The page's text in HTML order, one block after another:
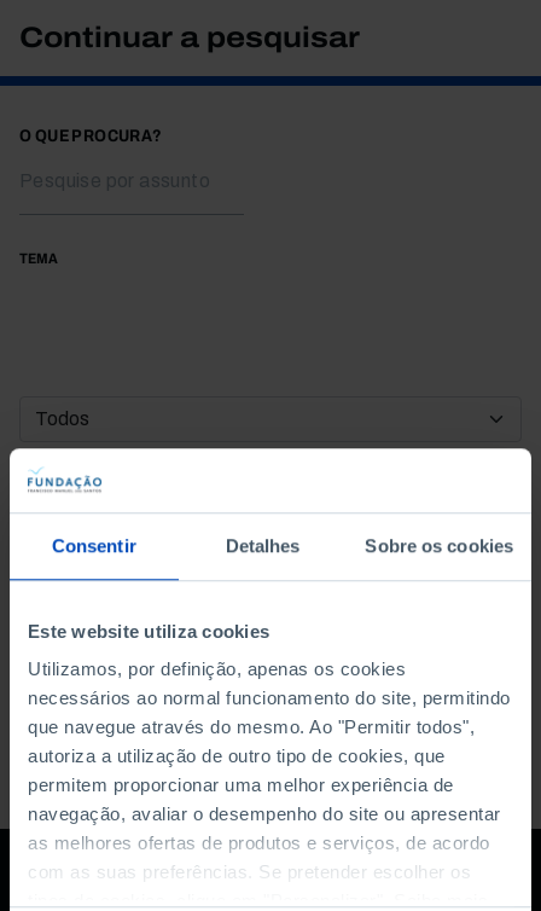
Consentir Detalhes Sobre os cookies
Este website utiliza cookies
Utilizamos, por definição, apenas os cookies
necessários ao normal funcionamento do site, permitindo
que navegue através do mesmo. Ao "Permitir todos",
autoriza a utilização de outro tipo de cookies, que
permitem proporcionar uma melhor experiência de
navegação, avaliar o desempenho do site ou apresentar
as melhores ofertas de produtos e serviços, de acordo
com as suas preferências. Se pretender escolher os
Continuar a pesquisar
O QUE PROCURA?
TEMA
DATA DE INÍCIO
DATA DE FIM